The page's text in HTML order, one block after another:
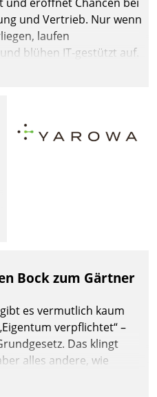
und Vertrieb. Nur wenn
laufen
blühen IT-gestützt auf.
Bock zum Gärtner
es vermutlich kaum
verpflichtet“ –
Das klingt
alles andere, wie
Denn mit der